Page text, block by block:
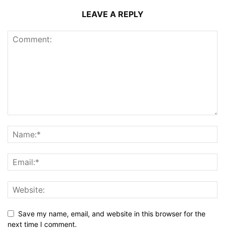
LEAVE A REPLY
Save my name, email, and website in this browser for the
next time I comment.